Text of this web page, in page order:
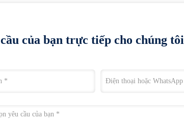
của bạn trực tiếp cho chúng tôi